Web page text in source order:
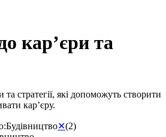
кар’єри та
стратегії, які допоможуть створити
кар’єру.
Будівництво✕(2)